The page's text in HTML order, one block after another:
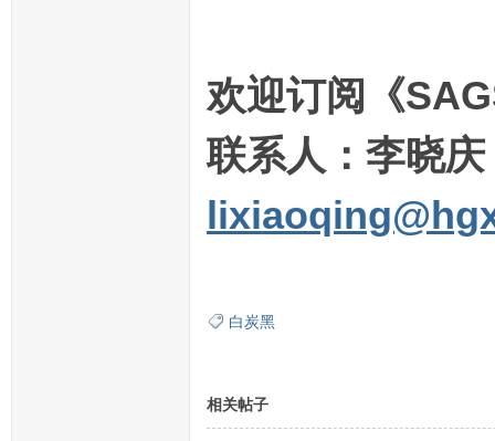
欢迎订阅《
联系人：李晓
白炭黑
相关帖子